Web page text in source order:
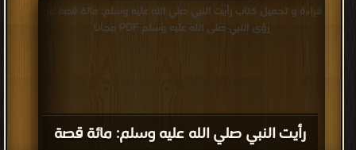
رأيت النبي صلي الله عليه وسلم: مائة قصة
قراءة و تحميل كتاب رأيت النبي صلي الله عليه وسلم: مائة قصة من
رؤى النبي صلى الله عليه وسلم PDF مجانا